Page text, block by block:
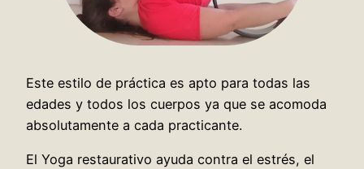
Este estilo de práctica es apto para todas las
edades y todos los cuerpos ya que se acomoda
absolutamente a cada practicante.
El Yoga restaurativo ayuda contra el estrés, el